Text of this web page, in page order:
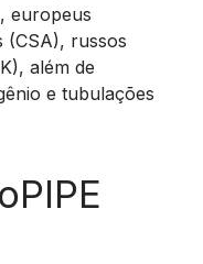
europeus
(CSA), russos
além de
e tubulações